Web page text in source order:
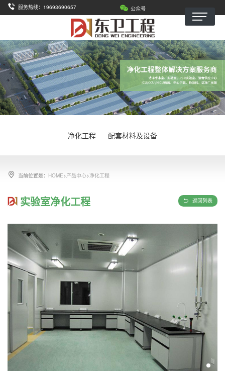
服务热线：19693690657 公众号
净化工程 配套材料及设备
当前位置是： HOME>产品中心>净化工程
实验室净化工程 返回列表